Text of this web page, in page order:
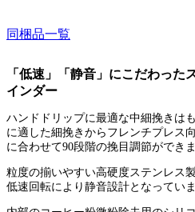
同梱品一覧
「低速」「静音」にこだわった
インダー
ハンドドリップに最適な中細挽きは
に適した細挽きからフレンチプレス
に合わせて90段階の挽目調節ができま
粒度の揃いやすい高硬度ステンレス
低速回転により静音設計となっていま